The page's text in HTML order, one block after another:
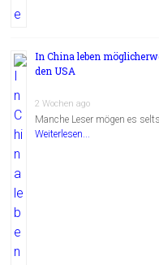
In China leben
den USA
2 Wochen ago
Manche Leser mögen es
Weiterlesen...